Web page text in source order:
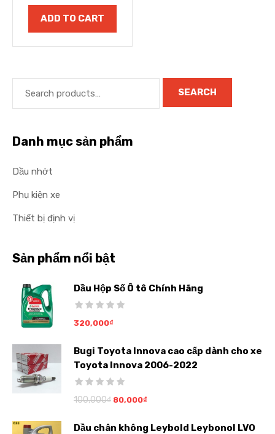
ADD TO CART
SEARCH
Danh mục sản phẩm
Dầu nhớt
Phụ kiện xe
Thiết bị định vị
Sản phẩm nổi bật
Dầu Hộp Số Ô tô Chính Hãng
320,000₫
Bugi Toyota Innova cao cấp dành cho xe
Toyota Innova 2006-2022
100,000₫ 80,000₫
Dầu chân không Leybold Leybonol LVO